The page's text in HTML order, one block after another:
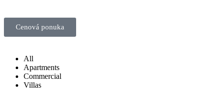
Cenová ponuka
All
Apartments
Commercial
Villas